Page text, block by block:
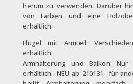
herum zu verwenden. Darüber
von Farben und eine
erhältlich.
Flügel mit Armteil:
erhältlich
Armhalterung und Balkon: Nur
erhältlich- NEU ab 210131- für